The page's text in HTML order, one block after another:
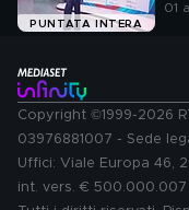
PUNTATA INTERA
01
Copyright ©1999-2026
03976881007 - Sede
Uffici: Viale Europa 46,
int. vers. € 500.000.007